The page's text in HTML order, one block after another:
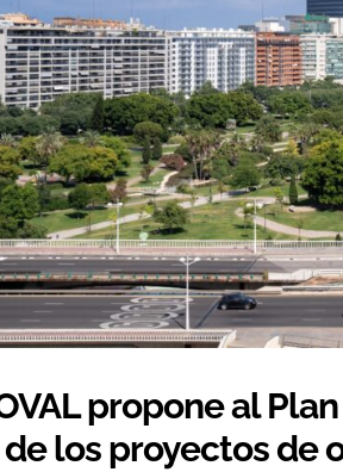
propone al
los proyectos de